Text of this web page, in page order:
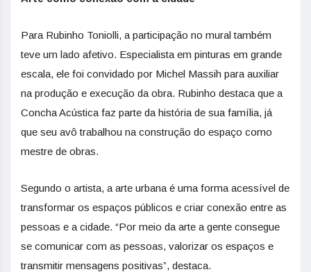
Para Rubinho Toniolli, a participação no mural também
teve um lado afetivo. Especialista em pinturas em grande
escala, ele foi convidado por Michel Massih para auxiliar
na produção e execução da obra. Rubinho destaca que a
Concha Acústica faz parte da história de sua família, já
que seu avô trabalhou na construção do espaço como
mestre de obras.
Segundo o artista, a arte urbana é uma forma acessível de
transformar os espaços públicos e criar conexão entre as
pessoas e a cidade. “Por meio da arte a gente consegue
se comunicar com as pessoas, valorizar os espaços e
transmitir mensagens positivas”, destaca.